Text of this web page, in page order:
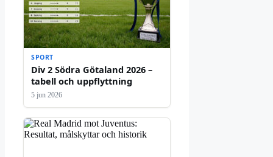
SPORT
Div 2 Södra Götaland 2026 –
tabell och uppflyttning
5 jun 2026